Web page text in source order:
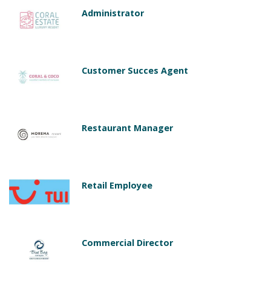
Administrator
Customer Succes Agent
Restaurant Manager
Retail Employee
Commercial Director